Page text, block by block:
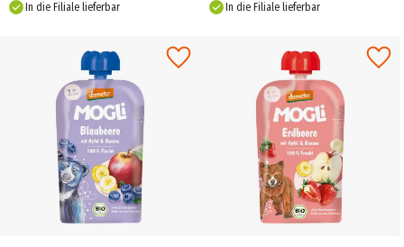
In die Filiale lieferbar
In die Filiale lieferbar